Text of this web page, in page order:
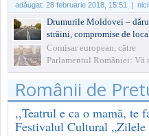
adăugat: 28 februarie 2018, 15:51 |
Drumurile Moldovei –
străini, compromise de
Comisar european, către
Parlamentul României: Vă
să faceţi ceva!
Românii de
,,Teatrul e ca o mamă, te
Festivalul Cultural